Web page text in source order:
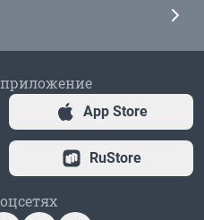
App Store
RuStore